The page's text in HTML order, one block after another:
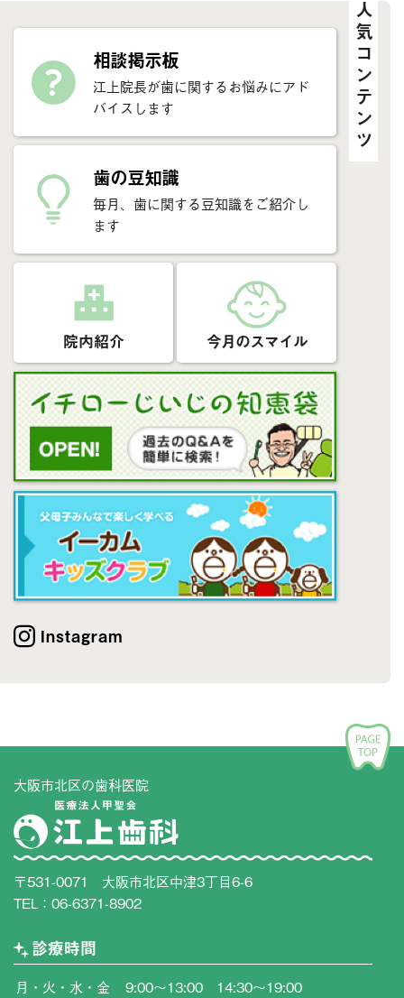
人気コンテンツ
相談掲示板
江上院長が歯に関するお悩みにアド
バイスします
歯の豆知識
毎月、歯に関する豆知識をご紹介し
ます
院内紹介 今月のスマイル
Instagram
大阪市北区の歯科医院
〒531-0071 大阪市北区中津3丁目6-6
TEL： 06-6371-8902
診療時間
月・火・水・金
9:00〜13:00 14:30〜19:00